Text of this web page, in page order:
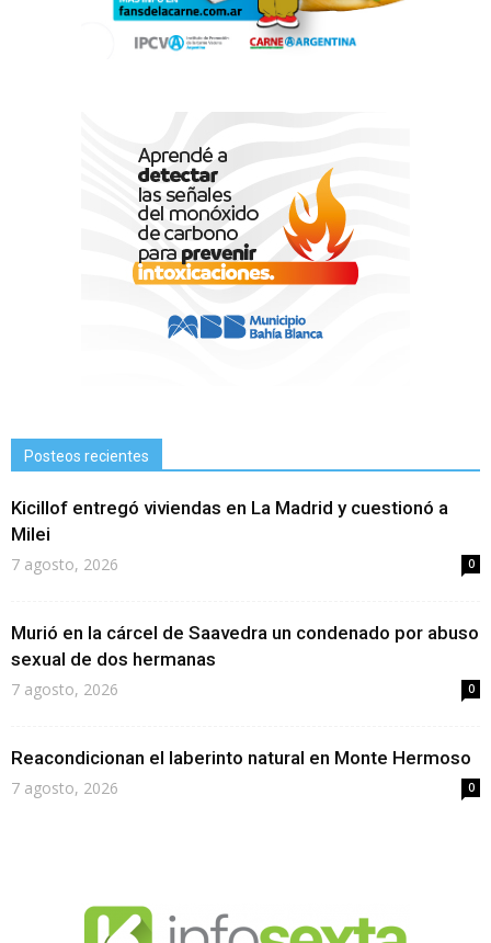
Posteos recientes
Kicillof entregó viviendas en La Madrid y cuestionó a
Milei
7 agosto, 2026 0
Murió en la cárcel de Saavedra un condenado por abuso
sexual de dos hermanas
7 agosto, 2026 0
Reacondicionan el laberinto natural en Monte Hermoso
7 agosto, 2026 0